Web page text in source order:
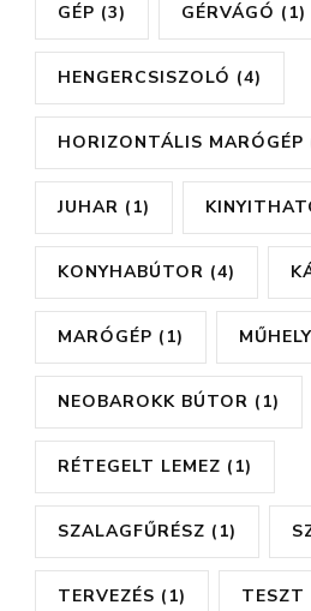
GÉP (3) GÉRVÁGÓ (1)
HENGERCSISZOLÓ (4)
HORIZONTÁLIS MARÓGÉP
JUHAR (1)
KONYHABÚTOR (4)
MARÓGÉP (1) MŰHELY
NEOBAROKK BÚTOR (1)
RÉTEGELT LEMEZ (1)
SZALAGFŰRÉSZ (1)
TERVEZÉS (1) TESZT